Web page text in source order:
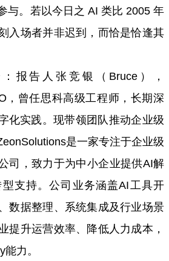
与。若以今日之 AI 类比 2005 年
入场者并非迟到，而恰是恰逢其
告人张竞银（Bruce），
，曾任思科高级工程师，长期深
化实践。现带领团队推动企业级
是一家专注于企业级
司，致力于为中小企业提供AI解
支持。公司业务涵盖AI工具开
数据整理、系统集成及行业场景
提升运营效率、降低人力成本，
力。